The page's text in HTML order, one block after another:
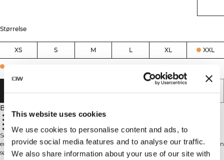
This website uses cookies
We use cookies to personalise content and ads, to
provide social media features and to analyse our traffic.
We also share information about your use of our site with
Størrelse
XS S M L XL XXL
Few in stock
LEGG I HANDLEKURVEN
Beskrivelse
Sømløs konstruksjon
92 % resirkulert polyamid, 8 % elastan
Sømløse bikershorts med høyt liv. Smooth Seamless Biker Shorts er laget av
en supermyk jerseystrikk som føles som en andre hud og gir en glatt look. Den
sømløse konstruksjonen gir fantastisk stretch og komfort med minimale